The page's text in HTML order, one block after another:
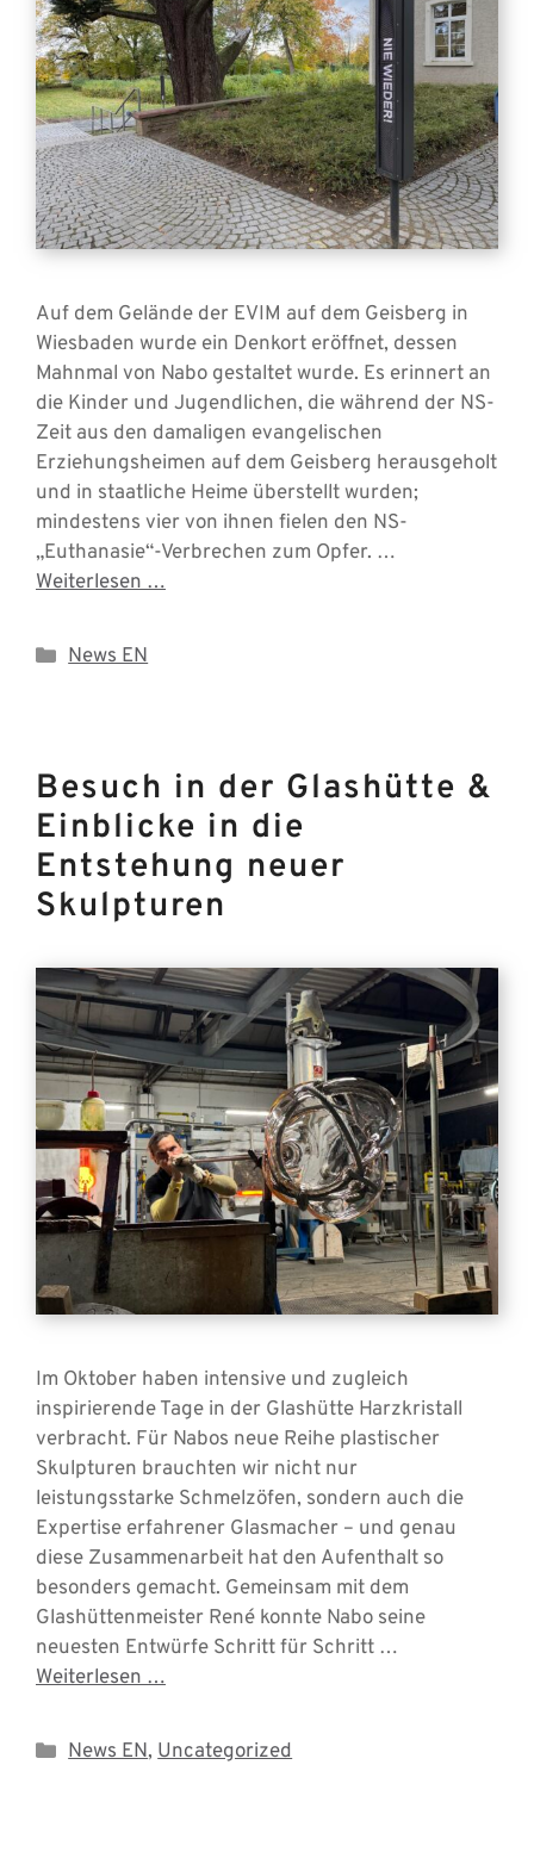
Auf dem Gelände der EVIM auf dem Geisberg in
Wiesbaden wurde ein Denkort eröffnet, dessen
Mahnmal von Nabo gestaltet wurde. Es erinnert an
die Kinder und Jugendlichen, die während der NS-
Zeit aus den damaligen evangelischen
Erziehungsheimen auf dem Geisberg herausgeholt
und in staatliche Heime überstellt wurden;
mindestens vier von ihnen fielen den NS-
„Euthanasie“-Verbrechen zum Opfer. …
Weiterlesen …
Categories
News EN
Besuch in der Glashütte &
Einblicke in die
Entstehung neuer
Skulpturen
Im Oktober haben intensive und zugleich
inspirierende Tage in der Glashütte Harzkristall
verbracht. Für Nabos neue Reihe plastischer
Skulpturen brauchten wir nicht nur
leistungsstarke Schmelzöfen, sondern auch die
Expertise erfahrener Glasmacher – und genau
diese Zusammenarbeit hat den Aufenthalt so
besonders gemacht. Gemeinsam mit dem
Glashüttenmeister René konnte Nabo seine
neuesten Entwürfe Schritt für Schritt …
Weiterlesen …
Categories
News EN,Uncategorized